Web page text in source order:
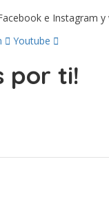
e Instagram
Youtube
por ti!